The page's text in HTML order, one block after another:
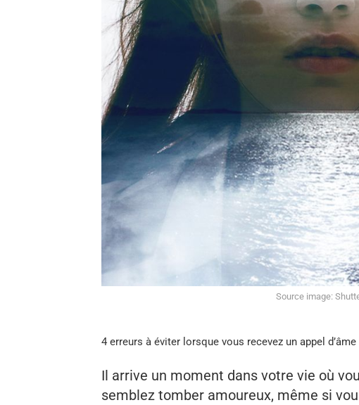
Source image:
4 erreurs à éviter lorsque vous recevez un appel d’âme
Il arrive un moment dans votre vie où
semblez tomber amoureux, même si